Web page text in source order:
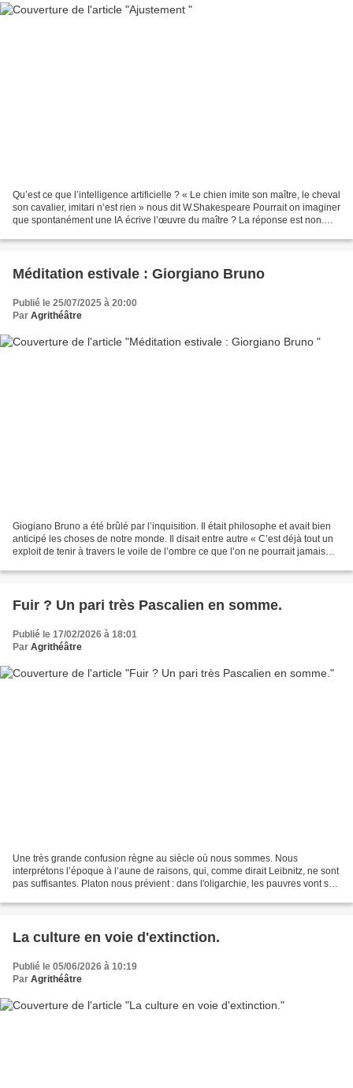
Qu’est ce que l’intelligence artificielle ? « Le chien imite son maître, le cheval
son cavalier, imitari n’est rien » nous dit W.Shakespeare Pourrait on imaginer
que spontanément une IA écrive l’œuvre du maître ? La réponse est non.
Méditation estivale : Giorgiano Bruno
Publié le 25/07/2025 à 20:00
Par Agrithéâtre
Giogiano Bruno a été brûlé par l’inquisition. Il était philosophe et avait bien
anticipé les choses de notre monde. Il disait entre autre « C’est déjà tout un
exploit de tenir à travers le voile de l’ombre ce que l’on ne pourrait jamais
Fuir ? Un pari très Pascalien en somme.
Publié le 17/02/2026 à 18:01
Par Agrithéâtre
Une très grande confusion règne au siècle où nous sommes. Nous
interprétons l’époque à l’aune de raisons, qui, comme dirait Leibnitz, ne sont
pas suffisantes. Platon nous prévient : dans l'oligarchie, les pauvres vont se
La culture en voie d'extinction.
Publié le 05/06/2026 à 10:19
Par Agrithéâtre